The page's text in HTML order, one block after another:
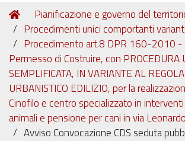
Tu
sei
qui:
Home
Pianificazione e governo del
Procedimenti unici comportanti
Procedimento art.8 DPR 160-2010 -
Permesso di Costruire, con PROCEDURA
SEMPLIFICATA, IN VARIANTE AL
URBANISTICO EDILIZIO, per la
Cinofilo e centro specializzato in
animali e pensione per cani in via
Avviso Convocazione CDS seduta